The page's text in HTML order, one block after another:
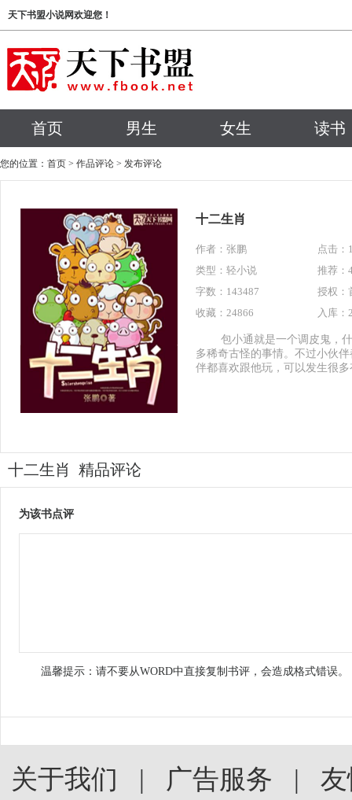
天下书盟小说网欢迎您！
首页 男生 女生 读书
您的位置： 首页 > 作品评论 > 发布评论
十二生肖
作者： 张鹏
点击：
类型：轻小说
推荐：
字数：143487
授权：
收藏：24866
入库：
包小通就是一个调皮鬼，
多稀奇古怪的事情。不过小伙
伴都喜欢跟他玩，可以发生很
十二生肖 精品评论
为该书点评
温馨提示：请不要从WORD中直接复制书评，会造成格式错误。
关于我们 | 广告服务 |